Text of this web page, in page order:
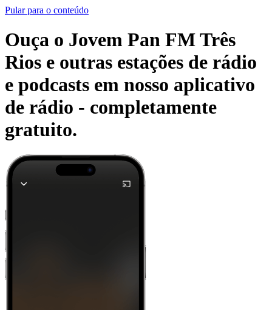
Pular para o conteúdo
Ouça o Jovem Pan FM Três
Rios e outras estações de rádio
e podcasts em nosso aplicativo
de rádio - completamente
gratuito.